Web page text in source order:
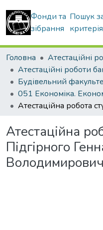
Фонди та
зібрання
Пошук
Головна
Будівельний
Атестаційна
Підгірного